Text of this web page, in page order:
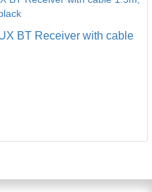
BT Receiver with cable